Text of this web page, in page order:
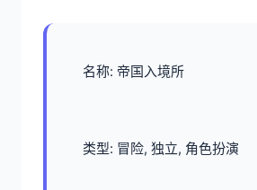
名称: 帝国入境所
类型: 冒险, 独立, 角色扮演